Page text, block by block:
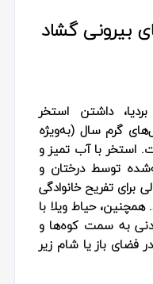
بیرونی گشاد
داشتن استخر
گرم سال (به‌ویژه
استخر با آب تمیز و
توسط درختان و
برای تفریح خانوادگی
حیاط ویلا با
به سمت کوه‌ها و
فضای باز یا شام زیر